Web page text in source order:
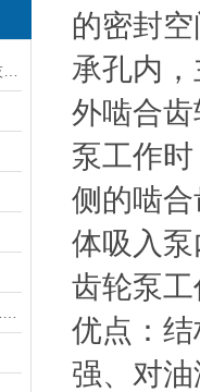
的密封
承孔内
外啮合
泵工作
侧的啮
体吸入
齿轮泵
优点：
强、对